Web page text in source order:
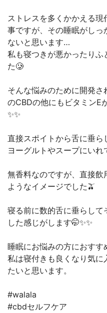
ストレスを多くかかえる
事ですが、その睡眠がしっ
ないと思います…
私も寝つきが悪かったりふ
た🥲
そんな悩みのために開発
のCBDの他にもビタミンE
✨✨
直接スポイトから舌に垂
ヨーグルトやスープにいれ
無香料なのですが、直接
ようなイメージでした🫒
寝る前に数的舌に垂らして
した感じがします🤭✨✨
睡眠にお悩みの方におす
私は寝付きも良くなり気に
たいと思います。
#walala
#cbdセルフケア